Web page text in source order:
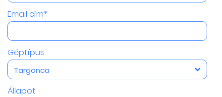
Email cím*
Géptípus
Targonca
Állapot